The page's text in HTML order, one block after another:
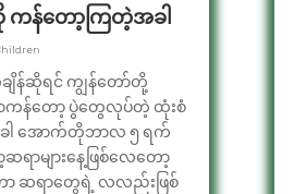
န်တော့ကြတဲ့အခါ
န်ဆိုရင် ကျွန်တော်တို့
ရာကန်တော့ ပွဲတွေလုပ်တဲ့ ထုံးစံ
ါ အောက်တိုဘာလ ၅ ရက်
ရာများနေ့ဖြစ်လေတော့
ဆရာတွေရဲ့ လလည်းဖြစ်